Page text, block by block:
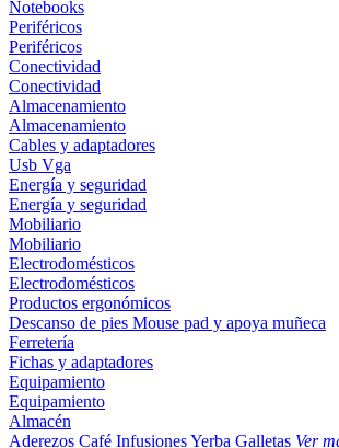
Notebooks
Periféricos
Periféricos
Conectividad
Conectividad
Almacenamiento
Almacenamiento
Cables y adaptadores
Usb Vga
Energía y seguridad
Energía y seguridad
Mobiliario
Mobiliario
Electrodomésticos
Electrodomésticos
Productos ergonómicos
Descanso de pies Mouse pad y apoya muñeca
Ferretería
Fichas y adaptadores
Equipamiento
Equipamiento
Almacén
Aderezos Café InfusionesYerba Galletas Ver